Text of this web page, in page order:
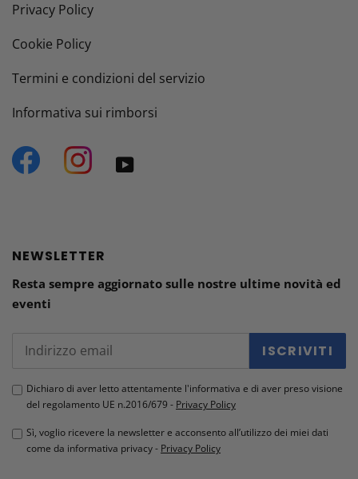
Privacy Policy
Cookie Policy
Termini e condizioni del servizio
Informativa sui rimborsi
FacebookInstagramYouTube
NEWSLETTER
Resta sempre aggiornato sulle nostre ultime novità ed
eventi
ISCRIVITI
Dichiaro di aver letto attentamente l'informativa e di aver preso visione
del regolamento UE n.2016/679 - Privacy Policy
Sì, voglio ricevere la newsletter e acconsento all’utilizzo dei miei dati
come da informativa privacy - Privacy Policy